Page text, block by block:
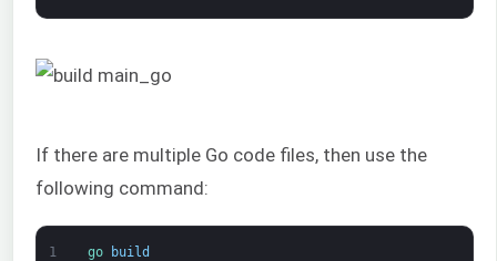
If there are multiple Go code files, then use the
following command:
1 go build